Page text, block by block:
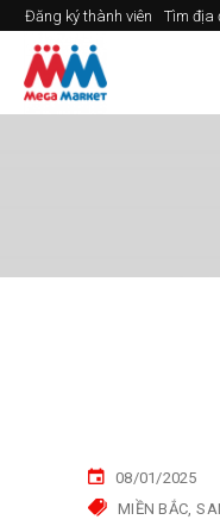
Đăng ký thành viên Tìm địa
08/01/2025
MIỀN BẮC